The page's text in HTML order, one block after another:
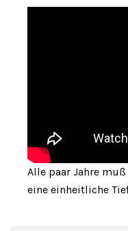
Alle paar Jahre
eine einheitliche